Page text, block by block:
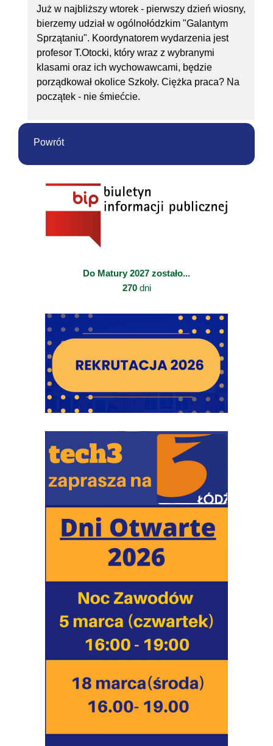
Już w najbliższy wtorek - pierwszy dzień wiosny,
bierzemy udział w ogólnołódzkim "Galantym
Sprzątaniu". Koordynatorem wydarzenia jest
profesor T.Otocki, który wraz z wybranymi
klasami oraz ich wychowawcami, będzie
porządkował okolice Szkoły. Ciężka praca? Na
początek - nie śmiećcie.
Powrót
Do Matury 2027 zostało...
270dni